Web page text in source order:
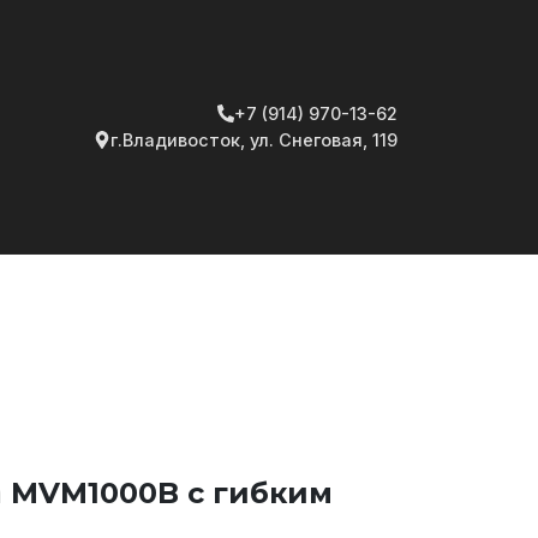
+7 (914) 970-13-62
г.Владивосток, ул. Снеговая, 119
с гибким